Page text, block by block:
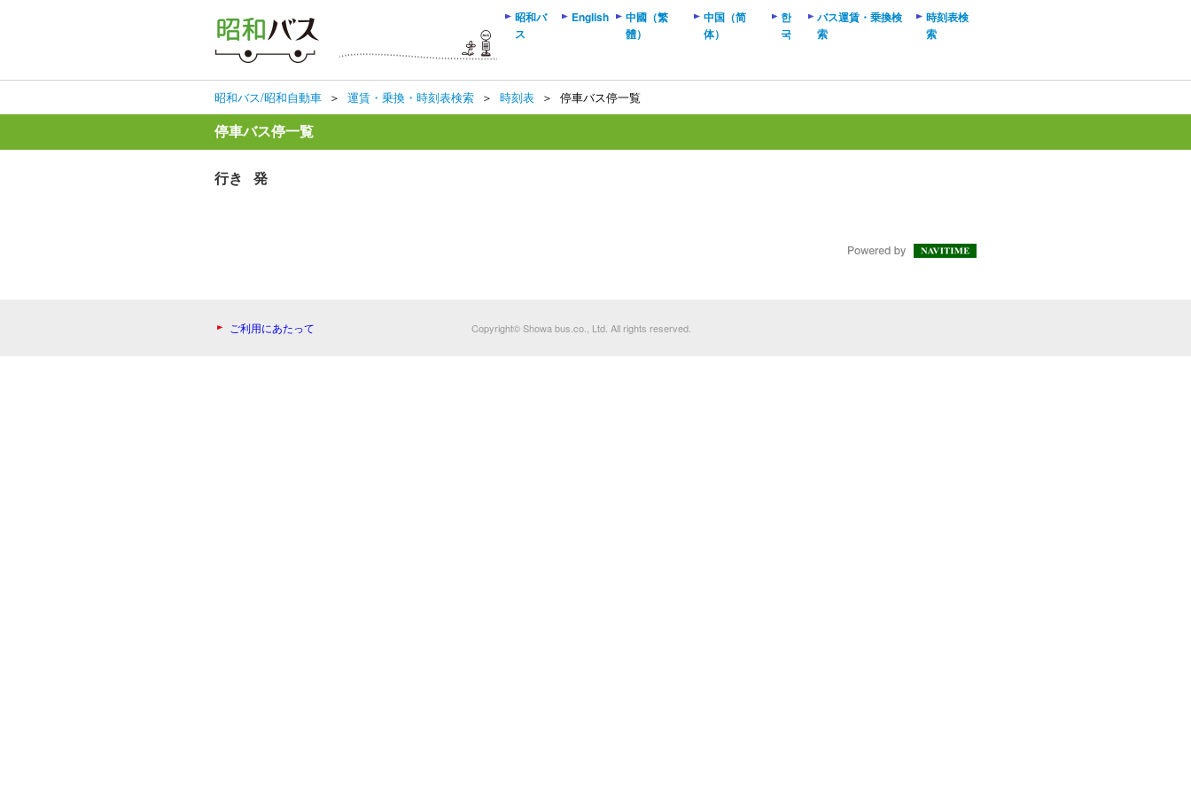
昭和バス/昭和自動車 ＞ 運賃・乗換・時刻表検索 ＞ 時刻表 ＞ 停車バス停一覧
停車バス停一覧
行き 発
昭和バ
ス
English
中國（繁
體）
中国（简
体）
한
국
バス運賃・乗換検
索
時刻表検
索
ご利用にあたって Copyright© Showa bus.co., Ltd. All rights reserved.